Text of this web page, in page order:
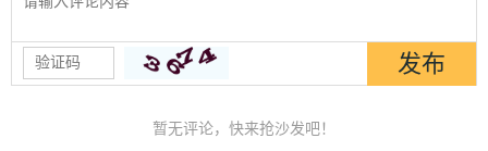
暂无评论，快来抢沙发吧！